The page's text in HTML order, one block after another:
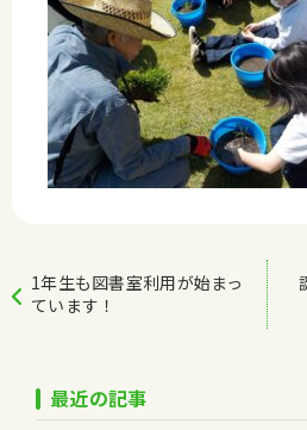
1年生も図書室利用が始まっ
ています！
最近の記事